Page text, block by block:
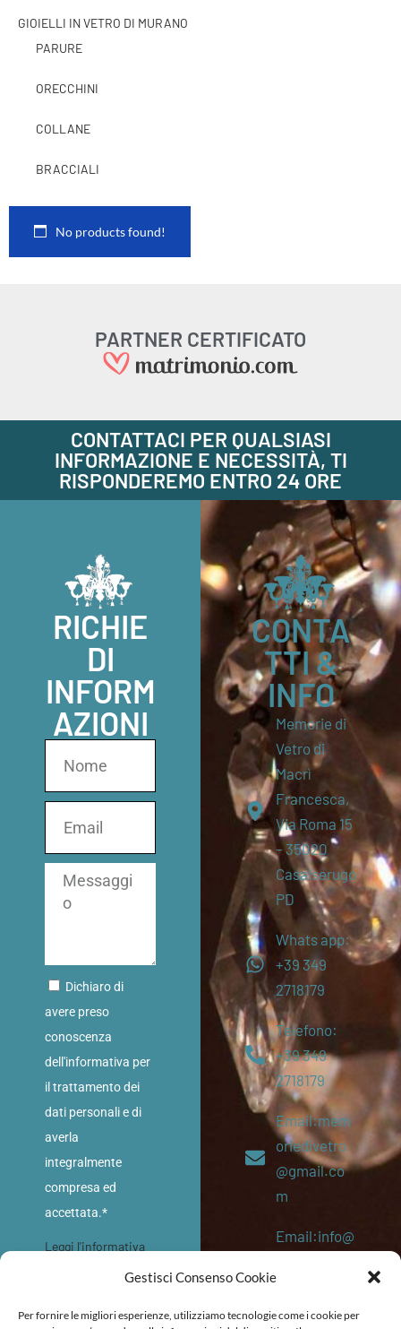
Gestisci Consenso Cookie
Per fornire le migliori esperienze, utilizziamo tecnologie come i cookie per
GIOIELLI IN VETRO DI MURANO
PARURE
ORECCHINI
COLLANE
BRACCIALI
No products found!
PARTNER CERTIFICATO
CONTATTACI PER QUALSIASI
INFORMAZIONE E NECESSITÀ, TI
RISPONDEREMO ENTRO 24 ORE
RICHIE
DI
INFORM
AZIONI
Dichiaro di
avere preso
conoscenza
dell'informativa per
il trattamento dei
dati personali e di
averla
integralmente
compresa ed
accettata.*
Leggi l'informativa
INVIA
CONTA
TTI &
INFO
Memorie di
Vetro di
Macrì
Francesca,
Via Roma 15
– 35020
Casalserugo
PD
Whats app:
+39 349
2718179
Telefono:
+39 349
2718179
Email:mem
oriedivetro
@gmail.co
m
Email:info@
etro.eu